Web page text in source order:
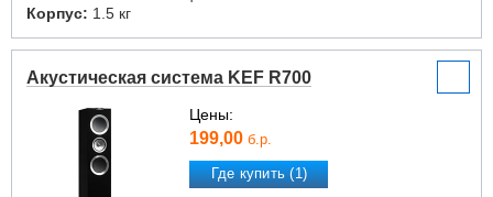
Корпус: 1.5 кг
Акустическая система KEF R700
Цены:
199,00 б.р.
Где купить (1)